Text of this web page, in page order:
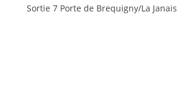
Sortie 7 Porte de Brequigny/La Janais